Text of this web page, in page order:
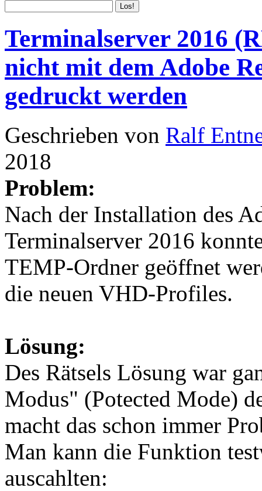
Terminalserver 2016
nicht mit dem Adobe
gedruckt werden
Geschrieben von Ralf
2018
Problem:
Nach der Installation des
Terminalserver 2016
TEMP-Ordner geöffnet
die neuen VHD-Profiles.
Lösung:
Des Rätsels Lösung war
Modus" (Potected Mode)
macht das schon immer
Man kann die Funktion
auscahlten: